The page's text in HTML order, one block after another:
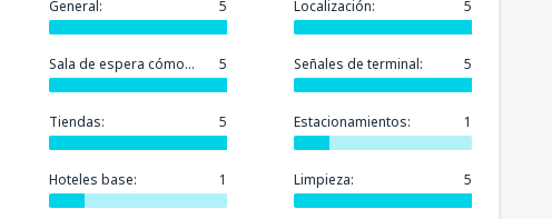
General: 5 Localización: 5
Sala de espera cómoda: 5 Señales de terminal: 5
Tiendas: 5 Estacionamientos: 1
Hoteles base: 1 Limpieza: 5